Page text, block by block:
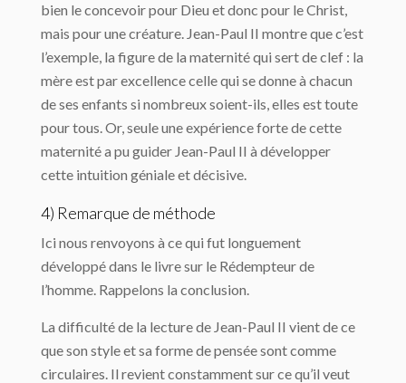
bien le concevoir pour Dieu et donc pour le Christ,
mais pour une créature. Jean-Paul II montre que c’est
l’exemple, la figure de la maternité qui sert de clef : la
mère est par excellence celle qui se donne à chacun
de ses enfants si nombreux soient-ils, elles est toute
pour tous. Or, seule une expérience forte de cette
maternité a pu guider Jean-Paul II à développer
cette intuition géniale et décisive.
4) Remarque de méthode
Ici nous renvoyons à ce qui fut longuement
développé dans le livre sur le Rédempteur de
l’homme. Rappelons la conclusion.
La difficulté de la lecture de Jean-Paul II vient de ce
que son style et sa forme de pensée sont comme
circulaires. Il revient constamment sur ce qu’il veut